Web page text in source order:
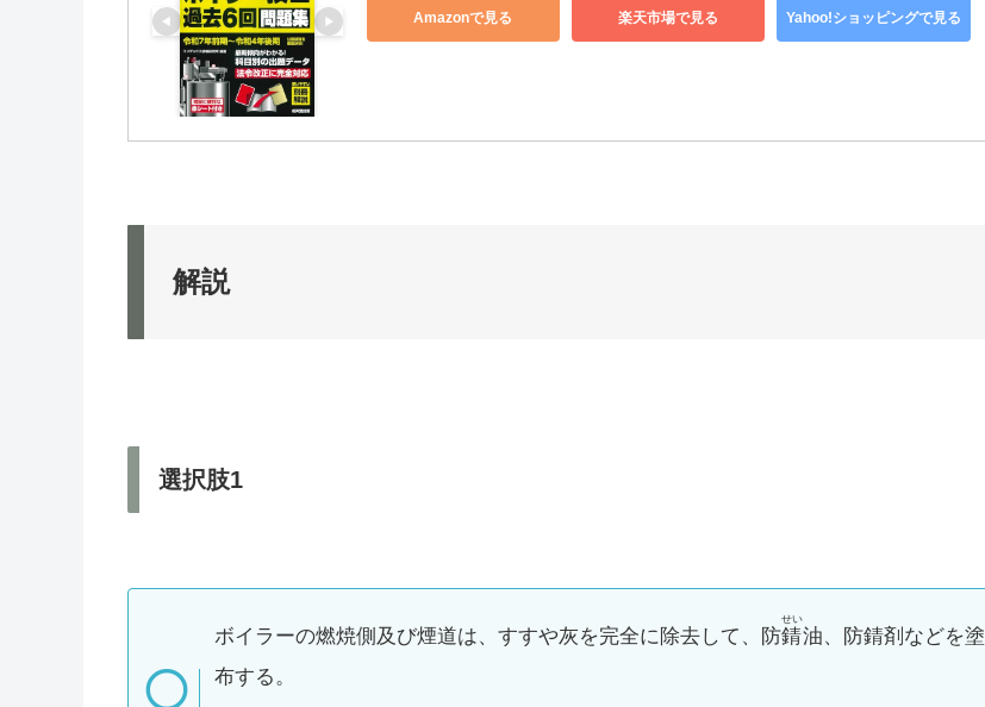
Amazonで見る 楽天市場で見る Yahoo!ショッピングで見る
解説
選択肢1
ボイラーの燃焼側及び煙道は、すすや灰を完全に除去して、防錆
せい
油、防錆剤などを塗
布する。